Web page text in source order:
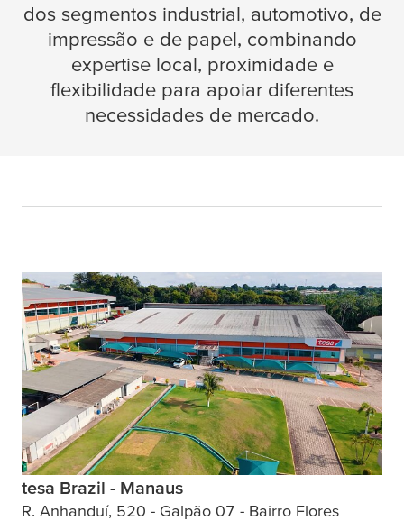
dos segmentos industrial, automotivo, de
impressão e de papel, combinando
expertise local, proximidade e
flexibilidade para apoiar diferentes
necessidades de mercado.
tesa Brazil - Manaus
R. Anhanduí, 520 - Galpão 07 - Bairro Flores